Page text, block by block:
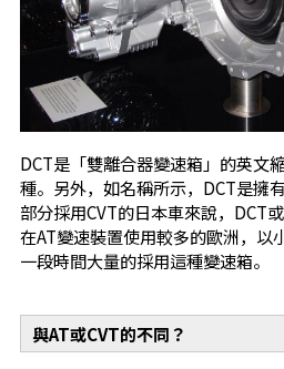
DCT是「雙離合器變速箱」的英文
種。另外，如名稱所示，DCT是擁
部分採用CVT的日本車來說，DCT
在AT變速裝置使用較多的歐洲，以
一段時間大量的採用這種變速箱。
與AT或CVT的不同？